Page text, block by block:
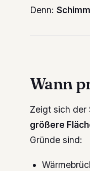
Denn:
Wann
Zeigt sich der
größere
Gründe sind: